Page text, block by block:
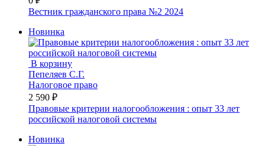
Вестник гражданского права №2 2024
Новинка
В корзину
Пепеляев С.Г.
Налоговое право
2 590 ₽
Правовые критерии налогообложения : опыт 33 лет
российской налоговой системы
Новинка